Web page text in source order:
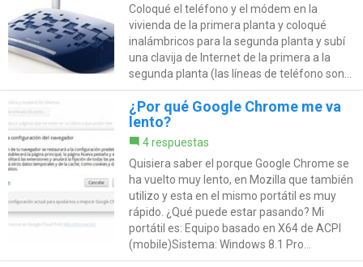
Coloqué el teléfono y el módem en la
vivienda de la primera planta y coloqué
inalámbricos para la segunda planta y subí
una clavija de Internet de la primera a la
segunda planta (las líneas de teléfono son...
¿Por qué Google Chrome me va
lento?
4 respuestas
Quisiera saber el porque Google Chrome se
ha vuelto muy lento, en Mozilla que también
utilizo y esta en el mismo portátil es muy
rápido. ¿Qué puede estar pasando? Mi
portátil es: Equipo basado en X64 de ACPI
(mobile)Sistema: Windows 8.1 Pro...